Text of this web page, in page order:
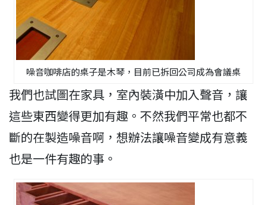
噪音咖啡店的桌子是木琴，目前已拆回公司成為會議桌
我們也試圖在家具，室內裝潢中加入聲音，讓
這些東西變得更加有趣。不然我們平常也都不
斷的在製造噪音啊，想辦法讓噪音變成有意義
也是一件有趣的事。